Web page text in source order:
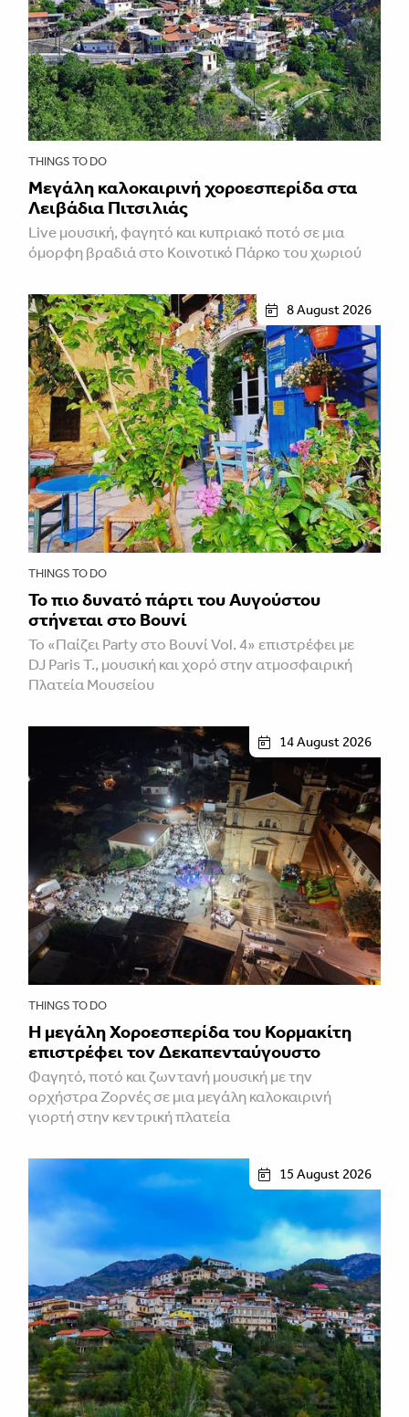
THINGS TO DO
Μεγάλη καλοκαιρινή χοροεσπερίδα στα
Λειβάδια Πιτσιλιάς
Live μουσική, φαγητό και κυπριακό ποτό σε μια
όμορφη βραδιά στο Κοινοτικό Πάρκο του χωριού
8 August 2026
THINGS TO DO
Το πιο δυνατό πάρτι του Αυγούστου
στήνεται στο Βουνί
Το «Παίζει Party στο Βουνί Vol. 4» επιστρέφει με
DJ Paris T., μουσική και χορό στην ατμοσφαιρική
Πλατεία Μουσείου
14 August 2026
THINGS TO DO
Η μεγάλη Χοροεσπερίδα του Κορμακίτη
επιστρέφει τον Δεκαπενταύγουστο
Φαγητό, ποτό και ζωντανή μουσική με την
ορχήστρα Ζορνές σε μια μεγάλη καλοκαιρινή
γιορτή στην κεντρική πλατεία
15 August 2026